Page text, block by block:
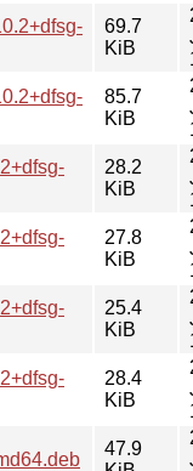
69.7
KiB
85.7
KiB
28.2
KiB
27.8
KiB
25.4
KiB
28.4
KiB
47.9